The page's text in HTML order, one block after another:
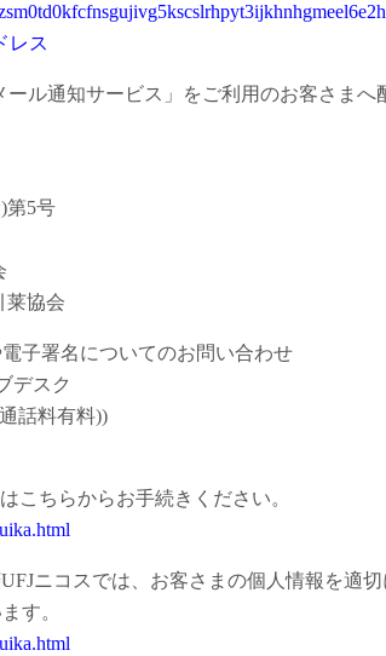
レス
ル通知サービス」をご利用のお客さまへ
第5号
莱協会
子署名についてのお問い合わせ
デスク
話料有料))
こちらからお手続きください。
ニコスでは、お客さまの個人情報を適
す。